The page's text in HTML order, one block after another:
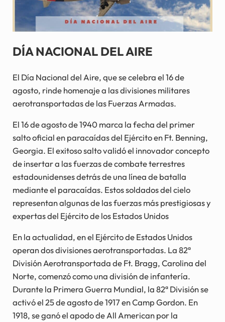
DÍA NACIONAL DEL AIRE
El Día Nacional del Aire, que se celebra el 16 de
agosto, rinde homenaje a las divisiones militares
aerotransportadas de las Fuerzas Armadas.
El 16 de agosto de 1940 marca la fecha del primer
salto oficial en paracaídas del Ejército en Ft. Benning,
Georgia. El exitoso salto validó el innovador concepto
de insertar a las fuerzas de combate terrestres
estadounidenses detrás de una línea de batalla
mediante el paracaídas. Estos soldados del cielo
representan algunas de las fuerzas más prestigiosas y
expertas del Ejército de los Estados Unidos
En la actualidad, en el Ejército de Estados Unidos
operan dos divisiones aerotransportadas. La 82ª
División Aerotransportada de Ft. Bragg, Carolina del
Norte, comenzó como una división de infantería.
Durante la Primera Guerra Mundial, la 82ª División se
activó el 25 de agosto de 1917 en Camp Gordon. En
1918, se ganó el apodo de All American por la